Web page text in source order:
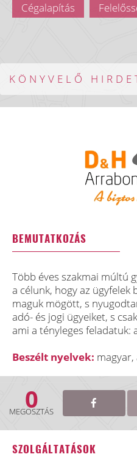
Cégalapítás
KÖNYVELŐ
BEMUTATKOZÁS
Több éves szakmai múltú
a célunk, hogy az
maguk mögött, s
adó- és jogi ügyeiket, s
ami a tényleges feladatuk:
Beszélt nyelvek:
0
MEGOSZTÁS
SZOLGÁLTATÁSOK